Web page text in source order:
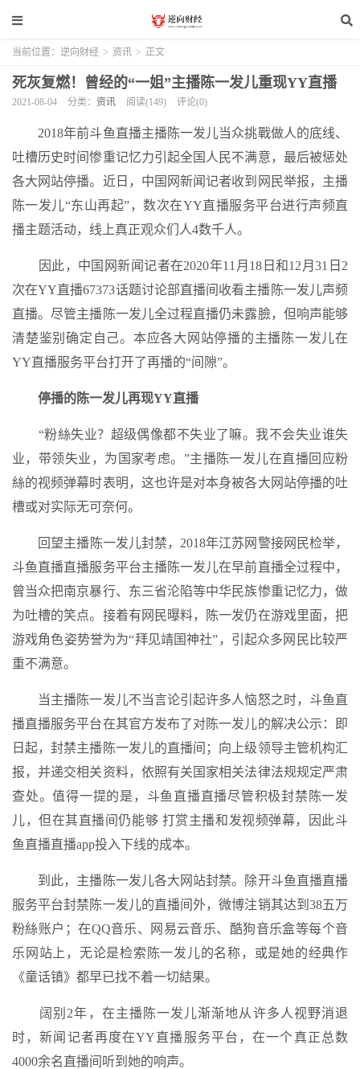
当前位置： 逆向财经 > 资讯 > 正文
死灰复燃！曾经的“一姐”主播陈一发儿重现YY直播
2021-08-04 分类： 资讯 阅读(149) 评论(0)
2018年前斗鱼直播主播陈一发儿当众挑戰做人的底线、
吐槽历史时间惨重记忆力引起全国人民不满意，最后被惩处
各大网站停播。近日，中国网新闻记者收到网民举报，主播
陈一发儿“东山再起”，数次在YY直播服务平台进行声频直
播主题活动，线上真正观众们人4数千人。
因此，中国网新闻记者在2020年11月18日和12月31日2
次在YY直播67373话题讨论部直播间收看主播陈一发儿声频
直播。尽管主播陈一发儿全过程直播仍未露臉，但响声能够
清楚鉴别确定自己。本应各大网站停播的主播陈一发儿在
YY直播服务平台打开了再播的“间隙”。
停播的陈一发儿再现YY直播
“粉絲失业？超级偶像都不失业了嘛。我不会失业谁失
业，带领失业，为国家考虑。”主播陈一发儿在直播回应粉
絲的视频弹幕时表明，这也许是对本身被各大网站停播的吐
槽或对实际无可奈何。
回望主播陈一发儿封禁，2018年江苏网警接网民检举，
斗鱼直播直播服务平台主播陈一发儿在早前直播全过程中，
曾当众把南京暴行、东三省沦陷等中华民族惨重记忆力，做
为吐槽的笑点。接着有网民曝料，陈一发仍在游戏里面，把
游戏角色姿势誉为为“拜见靖国神社”，引起众多网民比较严
重不满意。
当主播陈一发儿不当言论引起许多人恼怒之时，斗鱼直
播直播服务平台在其官方发布了对陈一发儿的解决公示：即
日起，封禁主播陈一发儿的直播间；向上级领导主管机构汇
报，并递交相关资料，依照有关国家相关法律法规规定严肃
查处。值得一提的是，斗鱼直播直播尽管积极封禁陈一发
儿，但在其直播间仍能够 打赏主播和发视频弹幕，因此斗
鱼直播直播app投入下线的成本。
到此，主播陈一发儿各大网站封禁。除开斗鱼直播直播
服务平台封禁陈一发儿的直播间外，微博注销其达到38五万
粉絲账户；在QQ音乐、网易云音乐、酷狗音乐盒等每个音
乐网站上，无论是检索陈一发儿的名称，或是她的经典作
《童话镇》都早已找不着一切結果。
阔别2年，在主播陈一发儿渐渐地从许多人视野消退
时，新闻记者再度在YY直播服务平台，在一个真正总数
4000余名直播间听到她的响声。